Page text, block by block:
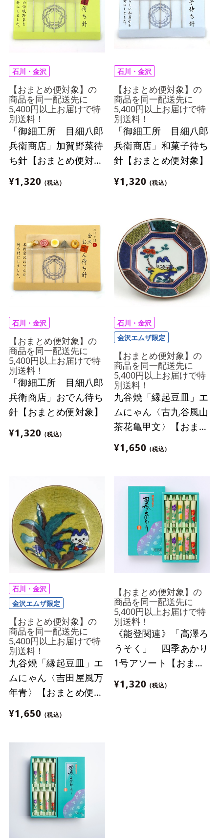
石川・金沢
【おまとめ便対象】の
商品を同一配送先に
5,400円以上お届けで特
別送料！
「御細工所 目細八郎
兵衛商店」加賀野菜待
ち針【おまとめ便対
象】
¥1,320 (税込)
石川・金沢
【おまとめ便対象】の
商品を同一配送先に
5,400円以上お届けで特
別送料！
「御細工所 目細八郎
兵衛商店」和菓子待ち
針【おまとめ便対象】
¥1,320 (税込)
石川・金沢
【おまとめ便対象】の
商品を同一配送先に
5,400円以上お届けで特
別送料！
「御細工所 目細八郎
兵衛商店」おでん待ち
針【おまとめ便対象】
¥1,320 (税込)
石川・金沢
金沢エムザ限定
【おまとめ便対象】の
商品を同一配送先に
5,400円以上お届けで特
別送料！
九谷焼「縁起豆皿」エ
ムにゃん〈古九谷風山
茶花亀甲文〉【おまと
め便対象】
¥1,650 (税込)
石川・金沢
金沢エムザ限定
【おまとめ便対象】の
商品を同一配送先に
5,400円以上お届けで特
別送料！
九谷焼「縁起豆皿」エ
ムにゃん〈吉田屋風万
年青〉【おまとめ便対
象】
¥1,650 (税込)
【おまとめ便対象】の
商品を同一配送先に
5,400円以上お届けで特
別送料！
《能登関連》「高澤ろ
うそく」 四季あかり
1号アソート【おまと
め便対象】
¥1,320 (税込)